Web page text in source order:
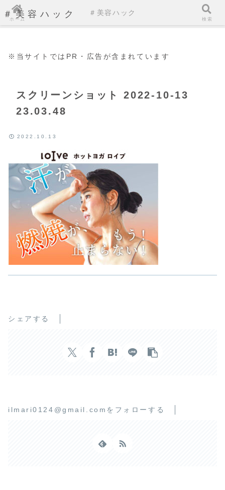
＃美容ハック
※当サイトではPR・広告が含まれています
スクリーンショット 2022-10-13
23.03.48
2022.10.13
シェアする
ilmari0124@gmail.comをフォローする
ホーム
＃美容ハック
検索